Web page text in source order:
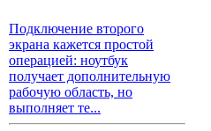
Подключение второго
экрана кажется простой
операцией: ноутбук
получает дополнительную
рабочую область, но
выполняет те...